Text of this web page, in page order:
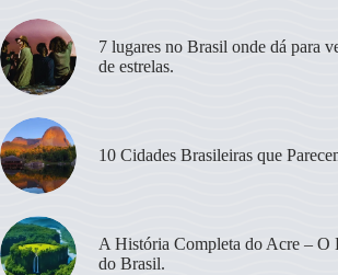
7 lugares no Brasil onde dá para
de estrelas.
10 Cidades Brasileiras que
A História Completa do Acre – O
do Brasil.